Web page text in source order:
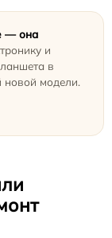
— она
и
в
новой модели.